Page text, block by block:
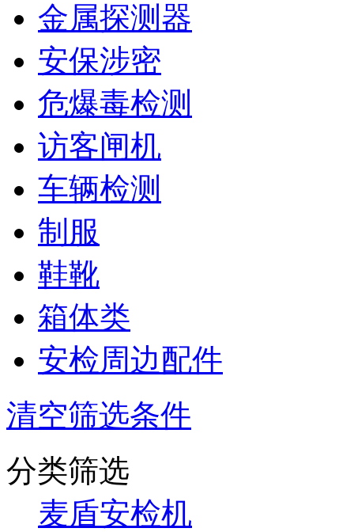
金属探测器
安保涉密
危爆毒检测
访客闸机
车辆检测
制服
鞋靴
箱体类
安检周边配件
清空筛选条件
分类筛选
麦盾安检机